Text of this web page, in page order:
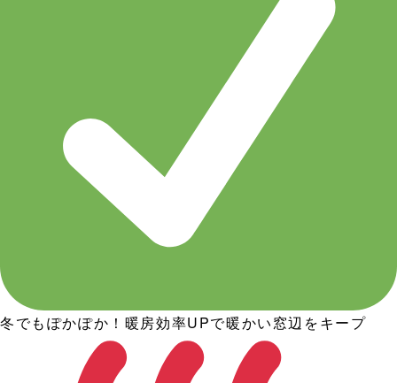
冬でもぽかぽか！暖房効率UPで暖かい窓辺をキープ